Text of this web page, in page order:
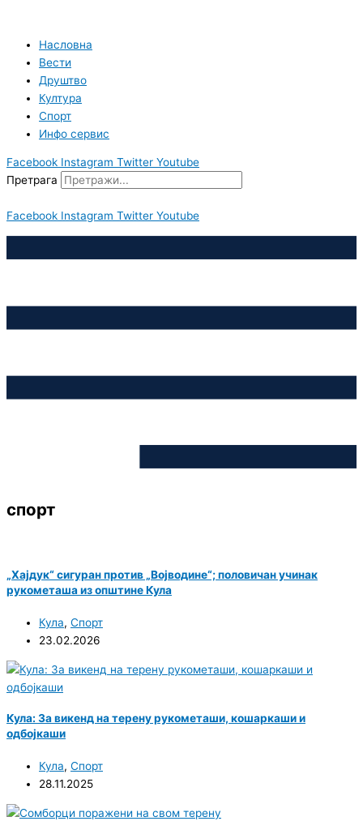
садржајНасловна
Вести
Друштво
Култура
Спорт
Инфо сервис
Facebook Instagram Twitter Youtube
Претрага
Facebook Instagram Twitter Youtube
спорт
„Хајдук“ сигуран против „Војводине“; половичан учинак
рукометаша из општине Кула
Кула, Спорт
23.02.2026
Кула: За викенд на терену рукометаши, кошаркаши и
одбојкаши
Кула, Спорт
28.11.2025